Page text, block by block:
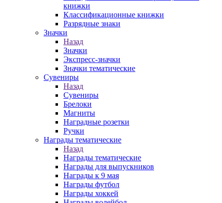
книжки
Классификационные книжки
Разрядные знаки
Значки
Назад
Значки
Экспресс-значки
Значки тематические
Сувениры
Назад
Сувениры
Брелоки
Магниты
Наградные розетки
Ручки
Награды тематические
Назад
Награды тематические
Награды для выпускников
Награды к 9 мая
Награды футбол
Награды хоккей